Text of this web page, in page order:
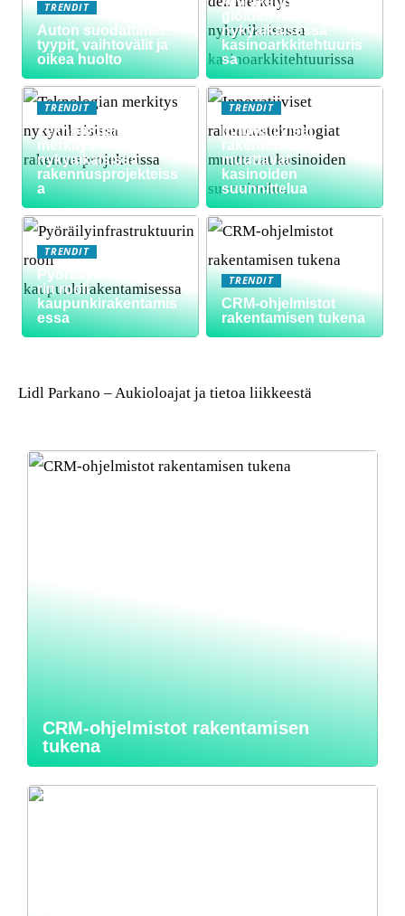
TRENDIT
Auton suodattimet:
tyypit, vaihtovälit ja
oikea huolto
gioiden merkitys
nykyaikaisessa
kasinoarkkitehtuuris
sa
TRENDIT
Teknologian
merkitys
nykyaikaisissa
rakennusprojekteiss
a
TRENDIT
Innovatiiviset
rakennusteknologiat
muuttavat
kasinoiden
suunnittelua
TRENDIT
Pyöräilyinfrastruktuu
rin rooli
kaupunkirakentamis
essa
TRENDIT
CRM-ohjelmistot
rakentamisen tukena
Lidl Parkano – Aukioloajat ja tietoa liikkeestä
CRM-ohjelmistot rakentamisen
tukena